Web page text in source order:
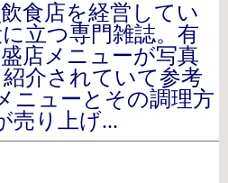
飲食店を経営してい
立つ専門雑誌。有
店メニューが写真
介されていて参考
ニューとその調理方
売り上げ...